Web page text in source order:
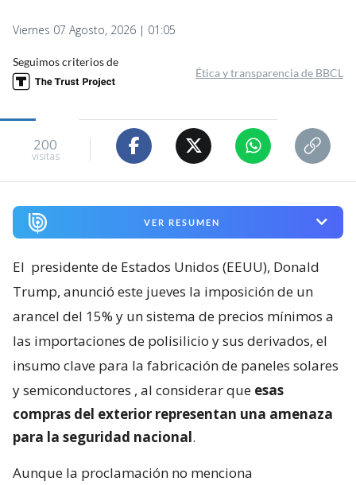
Viernes 07 Agosto, 2026 | 01:05
Seguimos criterios de
Ética y transparencia de BBCL
200
visitas
VER RESUMEN
El presidente de Estados Unidos (EEUU), Donald
Trump, anunció este jueves la imposición de un
arancel del 15% y un sistema de precios mínimos a
las importaciones de polisilicio y sus derivados, el
insumo clave para la fabricación de paneles solares
y semiconductores , al considerar que esas
compras del exterior representan una amenaza
para la seguridad nacional.
Aunque la proclamación no menciona